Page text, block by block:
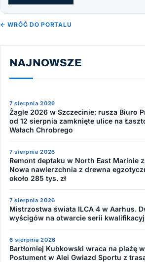
← WRÓĆ DO PORTALU
NAJNOWSZE
7 sierpnia 2026
Żagle 2026 w Szczecinie: rusza Biuro
od 12 sierpnia zamknięte ulice na
Wałach Chrobrego
7 sierpnia 2026
Remont deptaku w North East Marinie
Nowa nawierzchnia z drewna
około 285 tys. zł
7 sierpnia 2026
Mistrzostwa świata ILCA 4 w Aarhus.
wyścigów na otwarcie serii
6 sierpnia 2026
Bartłomiej Kubkowski wraca na plażę
Postument w Alei Gwiazd Sportu z